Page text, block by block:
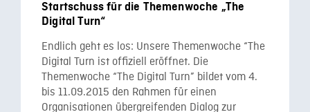
Startschuss für die Themenwoche „The
Digital Turn“
Endlich geht es los: Unsere Themenwoche “The
Digital Turn ist offiziell eröffnet. Die
Themenwoche “The Digital Turn” bildet vom 4.
bis 11.09.2015 den Rahmen für einen
Organisationen übergreifenden Dialog zur